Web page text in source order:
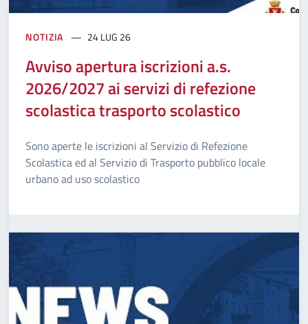
NOTIZIA 24 LUG 26
Avviso apertura iscrizioni a.s.
2026/2027 ai servizi di refezione
scolastica trasporto scolastico
Sono aperte le iscrizioni al Servizio di Refezione
Scolastica ed al Servizio di Trasporto pubblico locale
urbano ad uso scolastico